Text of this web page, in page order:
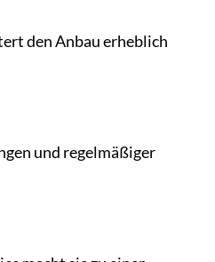
den Anbau erheblich
und regelmäßiger